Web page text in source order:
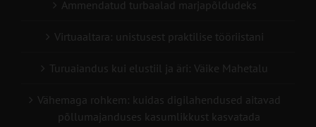
Ammendatud turbaalad marjapõldudeks
Virtuaaltara: unistusest praktilise tööriistani
Turuaiandus kui elustiil ja äri: Väike Mahetalu
Vähemaga rohkem: kuidas digilahendused aitavad
põllumajanduses kasumlikkust kasvatada